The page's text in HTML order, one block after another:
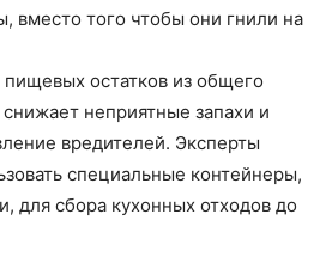
вместо того чтобы они гнили на
остатков из общего
неприятные запахи и
вредителей. Эксперты
специальные контейнеры,
для сбора кухонных отходов до